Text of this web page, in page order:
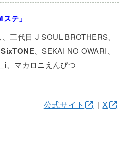
テ」
三代目 J SOUL BROTHERS、
SixTONE、SEKAI NO OWARI、
、マカロニえんぴつ
公式サイト |X